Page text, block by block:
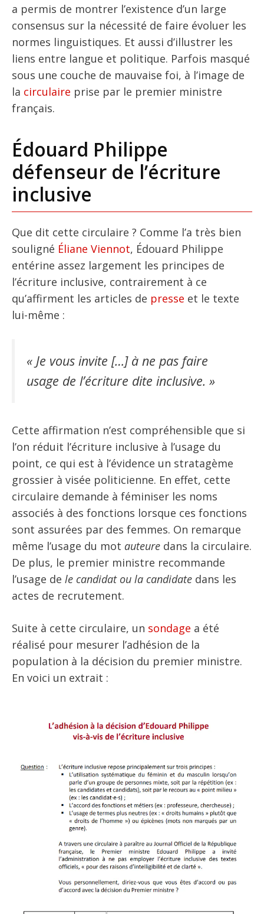
a permis de montrer l’existence d’un large
consensus sur la nécessité de faire évoluer les
normes linguistiques. Et aussi d’illustrer les
liens entre langue et politique. Parfois masqué
sous une couche de mauvaise foi, à l’image de
la circulaire prise par le premier ministre
français.
Édouard Philippe
défenseur de l’écriture
inclusive
Que dit cette circulaire ? Comme l’a très bien
souligné Éliane Viennot, Édouard Philippe
entérine assez largement les principes de
l’écriture inclusive, contrairement à ce
qu’affirment les articles de presse et le texte
lui-même :
« Je vous invite […] à ne pas faire
usage de l’écriture dite inclusive. »
Cette affirmation n’est compréhensible que si
l’on réduit l’écriture inclusive à l’usage du
point, ce qui est à l’évidence un stratagème
grossier à visée politicienne. En effet, cette
circulaire demande à féminiser les noms
associés à des fonctions lorsque ces fonctions
sont assurées par des femmes. On remarque
même l’usage du mot auteure dans la circulaire.
De plus, le premier ministre recommande
l’usage de le candidat ou la candidate dans les
actes de recrutement.
Suite à cette circulaire, un sondage a été
réalisé pour mesurer l’adhésion de la
population à la décision du premier ministre.
En voici un extrait :